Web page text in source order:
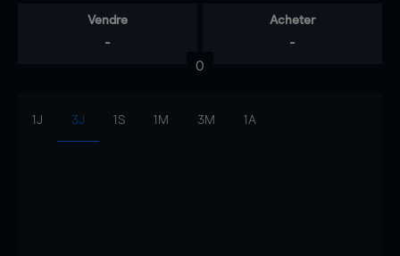
Vendre
-
Acheter
-
0
1J 3J 1S 1M 3M 1A